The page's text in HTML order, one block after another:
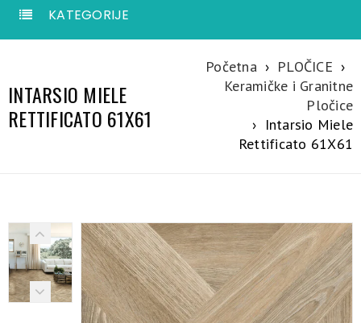
KATEGORIJE
INTARSIO MIELE
RETTIFICATO 61X61
Početna › PLOČICE ›
Keramičke i Granitne
Pločice
› Intarsio Miele
Rettificato 61X61